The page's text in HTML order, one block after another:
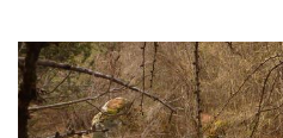
Image